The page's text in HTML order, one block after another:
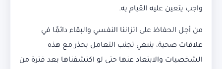
واجب يتعين عليه القيام به.
من أجل الحفاظ على اتزاننا النفسي والبقاء دائمًا في
علاقات صحية، ينبغي تجنب التعامل بحذر مع هذه
الشخصيات والابتعاد عنها حتى لو اكتشفناها بعد فترة من